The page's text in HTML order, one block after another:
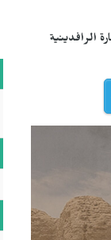
الرافدينية